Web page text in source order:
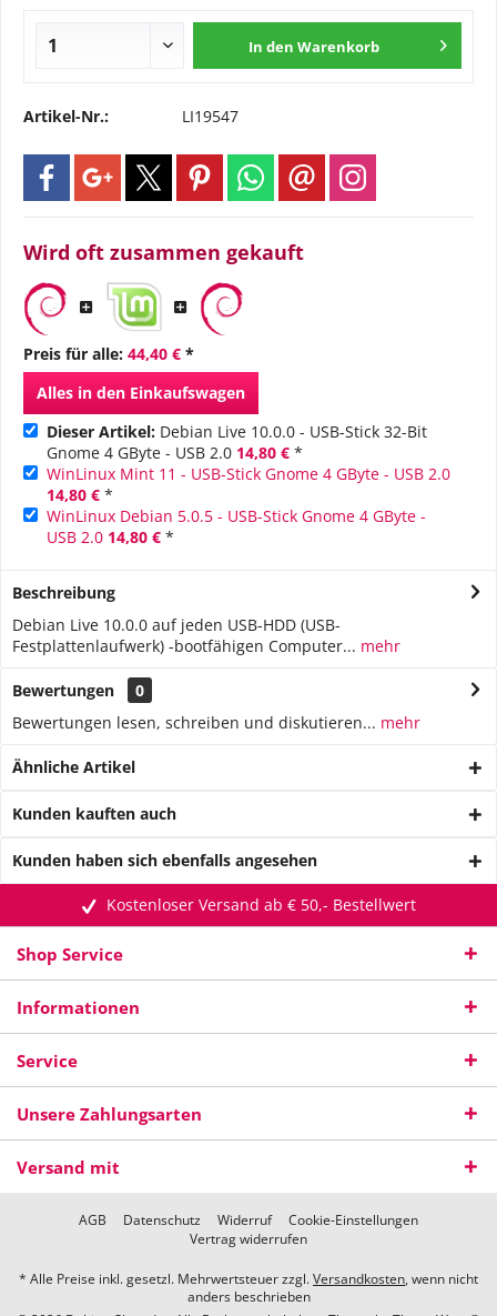
In den Warenkorb
Artikel-Nr.: LI19547
Wird oft zusammen gekauft
Preis für alle: 44,40 € *
Alles in den Einkaufswagen
Dieser Artikel: Debian Live 10.0.0 - USB-Stick 32-Bit
Gnome 4 GByte - USB 2.0 14,80 € *
WinLinux Mint 11 - USB-Stick Gnome 4 GByte - USB 2.0
14,80 € *
WinLinux Debian 5.0.5 - USB-Stick Gnome 4 GByte -
USB 2.0 14,80 € *
Beschreibung
Debian Live 10.0.0 auf jeden USB-HDD (USB-
Festplattenlaufwerk) -bootfähigen Computer... mehr
Bewertungen
0
Bewertungen lesen, schreiben und diskutieren... mehr
Ähnliche Artikel
Kunden kauften auch
Kunden haben sich ebenfalls angesehen
Kostenloser Versand ab € 50,- Bestellwert
Shop Service
Informationen
Service
Unsere Zahlungsarten
Versand mit
AGB Datenschutz Widerruf
Cookie-Einstellungen
Vertrag widerrufen
* Alle Preise inkl. gesetzl. Mehrwertsteuer zzgl.Versandkosten, wenn nicht
anders beschrieben